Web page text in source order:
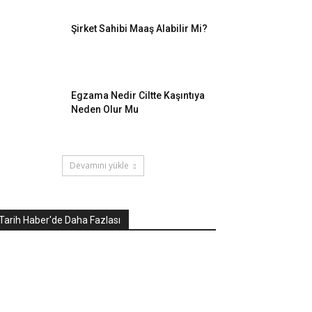
Şirket Sahibi Maaş Alabilir Mi?
Egzama Nedir Ciltte Kaşıntıya
Neden Olur Mu
Devamını yükle
Haber'de Daha Fazlası